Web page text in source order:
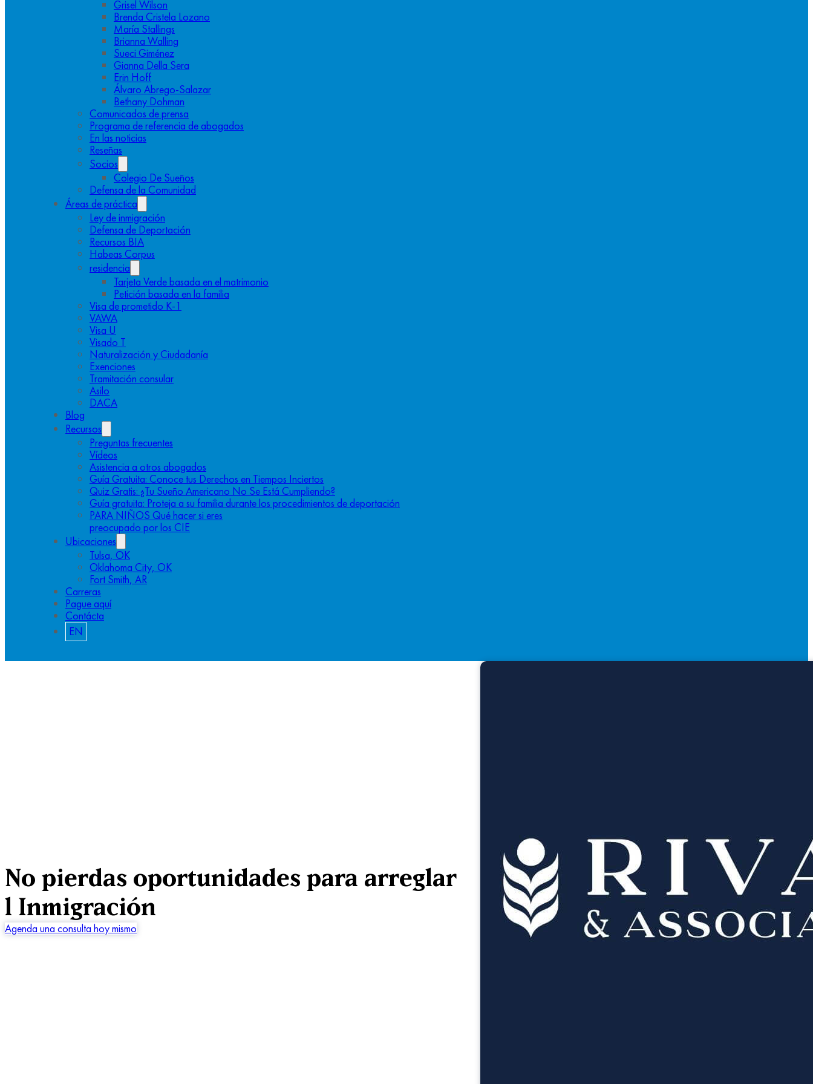
Grisel Wilson
Brenda Cristela Lozano
María Stallings
Brianna Walling
Sueci Giménez
Gianna Della Sera
Erin Hoff
Álvaro Abrego-Salazar
Bethany Dohman
Comunicados de prensa
Programa de referencia de abogados
En las noticias
Reseñas
Socios
Colegio De Sueños
Defensa de la Comunidad
Áreas de práctica
Ley de inmigración
Defensa de Deportación
Recursos BIA
Habeas Corpus
residencia
Tarjeta Verde basada en el matrimonio
Petición basada en la familia
Visa de prometido K-1
VAWA
Visa U
Visado T
Naturalización y Ciudadanía
Exenciones
Tramitación consular
Asilo
DACA
Blog
Recursos
Preguntas frecuentes
Vídeos
Asistencia a otros abogados
Guía Gratuita: Conoce tus Derechos en Tiempos Inciertos
Quiz Gratis: ¿Tu Sueño Americano No Se Está Cumpliendo?
Guía gratuita: Proteja a su familia durante los procedimientos de deportación
PARA NIÑOS Qué hacer si eres
preocupado por los CIE
Ubicaciones
Tulsa, OK
Oklahoma City, OK
Fort Smith, AR
Carreras
Pague aquí
Contácta
EN
No pierdas oportunidades para arreglar
l Inmigración
Agenda una consulta hoy mismo